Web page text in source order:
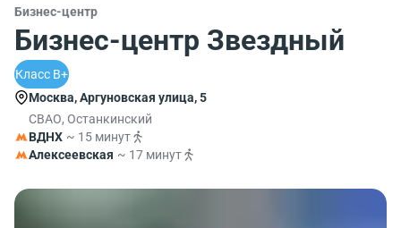
Бизнес-центр
Бизнес-центр Звездный
Класс B+
Москва, Аргуновская улица, 5
СВАО, Останкинский
ВДНХ ~ 15 минут
Алексеевская ~ 17 минут